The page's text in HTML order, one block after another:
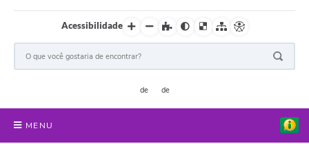
Acessibilidade
MENU